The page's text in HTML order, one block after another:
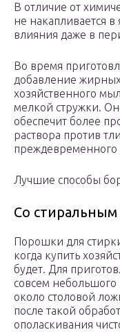
В отличие от
не накапливается
влияния даже в
Во время
добавление
хозяйственного
мелкой стружки.
обеспечит более
раствора против
преждевременного
Лучшие способы
Со
Порошки для
когда купить
будет. Для
совсем небольшого
около столовой
после такой
ополаскивания